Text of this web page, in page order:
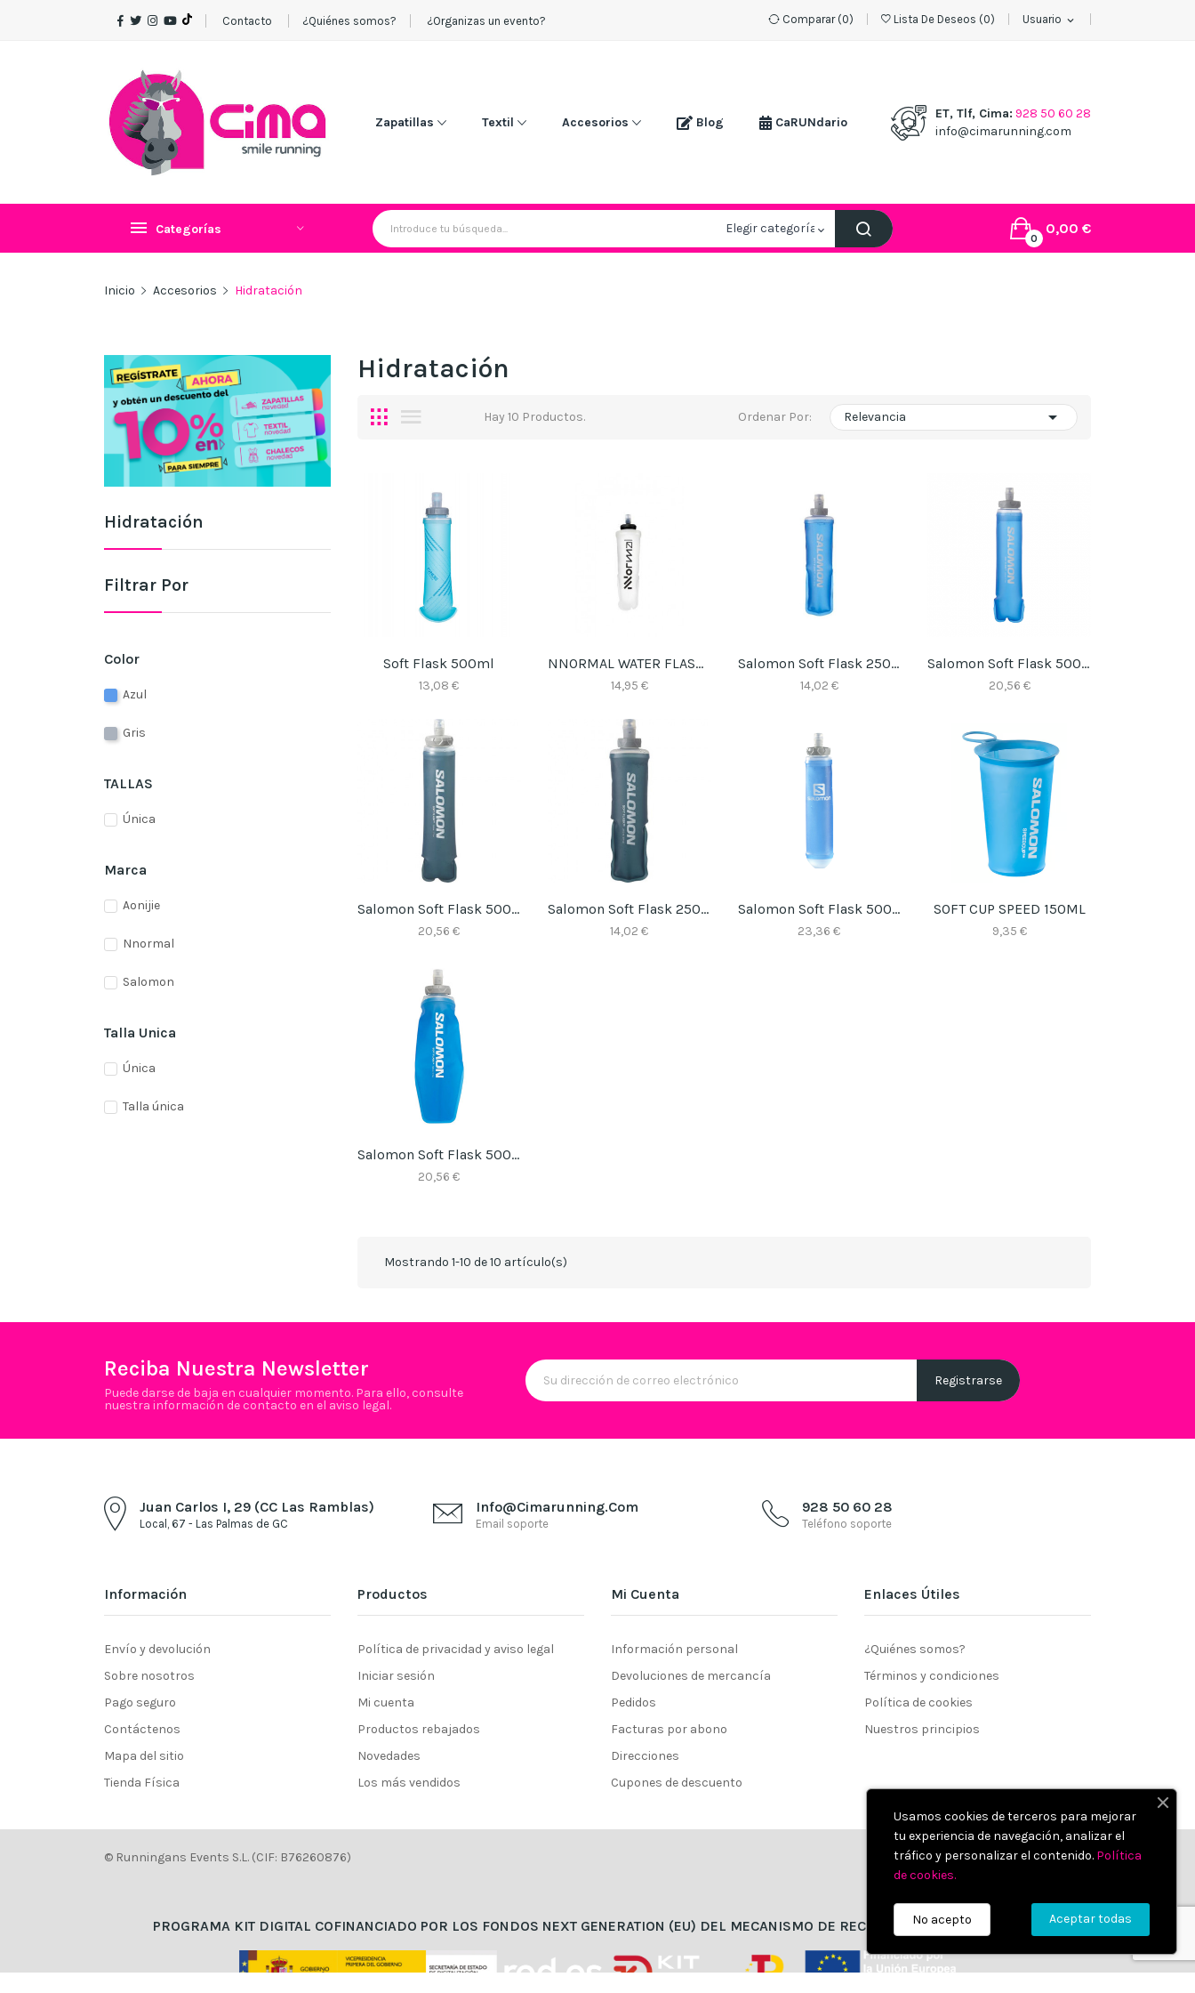
Usuario expand_more
Lista De Deseos (0)
Comparar (0)
Contacto ¿Quiénes somos? ¿Organizas un evento?
Zapatillas Textil Accesorios Blog CaRUNdario
ET, Tlf, Cima: 928 50 60 28
info@cimarunning.com
Categorías
0
0,00 €
Inicio Accesorios Hidratación
Hidratación
Filtrar Por
Color
Azul
Gris
TALLAS
Única
Marca
Aonijie
Nnormal
Salomon
Talla Unica
Única
Talla única
Hidratación
Hay 10 Productos. Ordenar Por: Relevancia 
Soft Flask 500ml
13,08 €
NNORMAL WATER FLASK 500ML
14,95 €
Salomon Soft Flask 250 Ml
14,02 €
Salomon Soft Flask 500ml
20,56 €
Salomon Soft Flask 500ml
20,56 €
Salomon Soft Flask 250 Ml
14,02 €
Salomon Soft Flask 500ml Speed
23,36 €
SOFT CUP SPEED 150ML
9,35 €
Salomon Soft Flask 500ml
20,56 €
Mostrando 1-10 de 10 artículo(s)
Reciba Nuestra Newsletter
Puede darse de baja en cualquier momento. Para ello, consulte
nuestra información de contacto en el aviso legal.
Juan Carlos I, 29 (CC Las Ramblas)
Local, 67 - Las Palmas de GC
Info@cimarunning.com
Email soporte
928 50 60 28
Teléfono soporte
Información
Envío y devolución
Sobre nosotros
Pago seguro
Contáctenos
Mapa del sitio
Tienda Física
Productos
Política de privacidad y aviso legal
Iniciar sesión
Mi cuenta
Productos rebajados
Novedades
Los más vendidos
Mi Cuenta
Información personal
Devoluciones de mercancía
Pedidos
Facturas por abono
Direcciones
Cupones de descuento
Enlaces Útiles
¿Quiénes somos?
Términos y condiciones
Política de cookies
Nuestros principios
© Runningans Events S.L. (CIF: B76260876)
PROGRAMA KIT DIGITAL COFINANCIADO POR LOS FONDOS NEXT GENERATION (EU) DEL MECANISMO DE RECUPERACIÓN Y RESILIENCIA
Usamos cookies de terceros para mejorar
tu experiencia de navegación, analizar el
tráfico y personalizar el contenido. Política
de cookies.
Aceptar todas
No acepto